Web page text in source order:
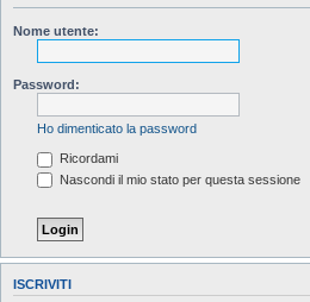
Nome utente:
Password:
Ho dimenticato la password
Ricordami
Nascondi il mio stato per questa sessione
ISCRIVITI